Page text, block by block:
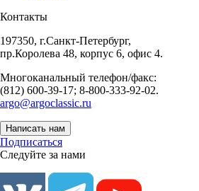
Контакты
197350, г.Санкт-Петербург,
пр.Королева 48, корпус 6, офис 4.
Многоканальный телефон/факс:
(812) 600-39-17; 8-800-333-92-02.
argo@argoclassic.ru
Написать нам
Подписаться
Следуйте за нами